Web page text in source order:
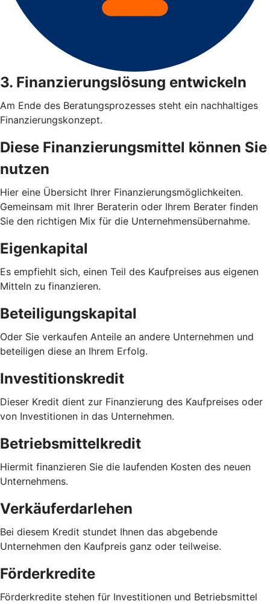
3. Finanzierungslösung entwickeln
Am Ende des Beratungsprozesses steht ein nachhaltiges
Finanzierungskonzept.
Diese Finanzierungsmittel können Sie
nutzen
Hier eine Übersicht Ihrer Finanzierungsmöglichkeiten.
Gemeinsam mit Ihrer Beraterin oder Ihrem Berater finden
Sie den richtigen Mix für die Unternehmensübernahme.
Eigenkapital
Es empfiehlt sich, einen Teil des Kaufpreises aus eigenen
Mitteln zu finanzieren.
Beteiligungskapital
Oder Sie verkaufen Anteile an andere Unternehmen und
beteiligen diese an Ihrem Erfolg.
Investitionskredit
Dieser Kredit dient zur Finanzierung des Kaufpreises oder
von Investitionen in das Unternehmen.
Betriebsmittelkredit
Hiermit finanzieren Sie die laufenden Kosten des neuen
Unternehmens.
Verkäuferdarlehen
Bei diesem Kredit stundet Ihnen das abgebende
Unternehmen den Kaufpreis ganz oder teilweise.
Förderkredite
Förderkredite stehen für Investitionen und Betriebsmittel